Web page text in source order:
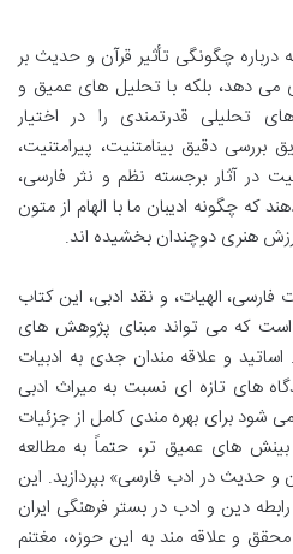
درباره چگونگی تأثیر قرآن و حدیث بر
دهد، بلکه با تحلیل های عمیق و
تحلیلی قدرتمندی را در اختیار
بررسی دقیق بینامتنیت، پیرامتنیت،
در آثار برجسته نظم و نثر فارسی،
چگونه ادیبان ما با الهام از متون
هنری دوچندان بخشیده اند.
الهیات، و نقد ادبی، این کتاب
که می تواند مبنای پژوهش های
و علاقه مندان جدی به ادبیات
های تازه ای نسبت به میراث ادبی
شود برای بهره مندی کامل از جزئیات
های عمیق تر، حتماً به مطالعه
و حدیث در ادب فارسی» بپردازید. این
دین و ادب در بستر فرهنگی ایران
و علاقه مند به این حوزه، مغتنم